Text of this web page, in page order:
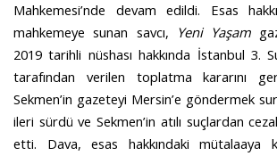
Mahkemesi’nde devam edildi. Esas
mahkemeye sunan savcı, Yeni Yaşam
2019 tarihli nüshası hakkında İstanbul 3.
tarafından verilen toplatma kararını
Sekmen’in gazeteyi Mersin’e göndermek
ileri sürdü ve Sekmen’in atılı suçlardan
etti. Dava, esas hakkındaki mütalaaya